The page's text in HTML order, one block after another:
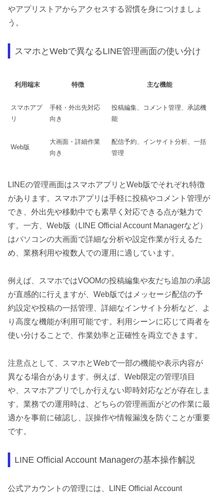
やアプリストアからアクセスする習慣を身につけましょ
う。
スマホとWebで異なるLINE管理画面の使い分け
利用端末 特徴 主な機能
スマホアプ
リ
手軽・外出先対応
向き
投稿編集、コメント管理、承認機
能
Web版
大画面・詳細作業
向き
配信予約、インサイト分析、一括
管理
LINEの管理画面はスマホアプリとWeb版でそれぞれ特徴
があります。スマホアプリは手軽に投稿やコメント管理が
でき、外出先や移動中でも素早く対応できる点が魅力で
す。一方、Web版（LINE Official Account Managerなど）
はパソコンの大画面で詳細な分析や設定作業が行えるた
め、業務利用や複数人での運用に適しています。
例えば、スマホではVOOMの投稿編集や友だち追加の承認
が直感的に行えますが、Web版ではメッセージ配信の予
約設定や投稿の一括管理、詳細なインサイト分析など、よ
り高度な機能が利用可能です。利用シーンに応じて両者を
使い分けることで、作業効率と正確性を両立できます。
注意点として、スマホとWebで一部の機能や表示内容が
異なる場合があります。例えば、Web限定の管理項目
や、スマホアプリでしか行えない即時対応などが存在しま
す。業務での運用時は、どちらの管理画面がどの作業に最
適かを事前に確認し、誤操作や情報漏洩を防ぐことが重要
です。
LINE Official Account Managerの基本操作解説
公式アカウントの管理には、LINE Official Account